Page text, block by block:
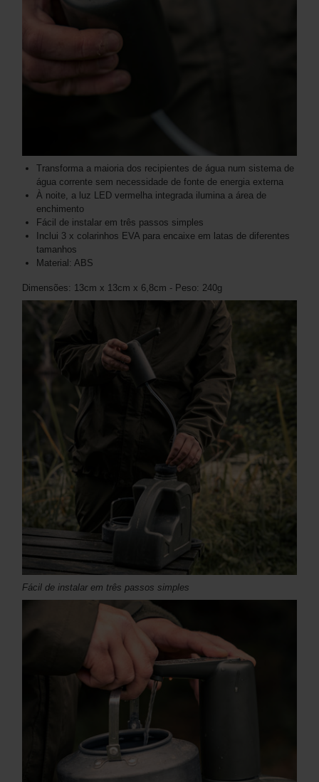
Transforma a maioria dos recipientes de água num sistema de
água corrente sem necessidade de fonte de energia externa
À noite, a luz LED vermelha integrada ilumina a área de
enchimento
Fácil de instalar em três passos simples
Inclui 3 x colarinhos EVA para encaixe em latas de diferentes
tamanhos
Material: ABS
Dimensões: 13cm x 13cm x 6,8cm - Peso: 240g
Fácil de instalar em três passos simples